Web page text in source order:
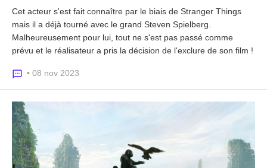
Cet acteur s'est fait connaître par le biais de Stranger Things
mais il a déjà tourné avec le grand Steven Spielberg.
Malheureusement pour lui, tout ne s'est pas passé comme
prévu et le réalisateur a pris la décision de l'exclure de son film !
• 08 nov 2023